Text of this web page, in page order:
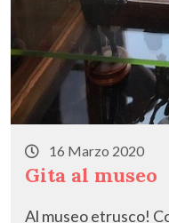
16 Marzo 2020
Gita al museo
Al museo etrusco!